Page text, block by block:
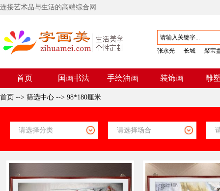
连接艺术品与生活的高端综合网
张永光 长城 聚宝
首页 国画书法 手绘油画 装饰画 雕
首页 --> 筛选中心 --> 98*180厘米